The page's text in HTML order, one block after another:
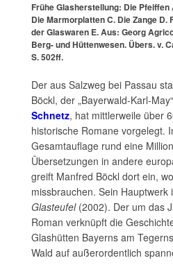
Frühe Glasherstellung: Die
Die Marmorplatten C. Die Zange
der Glaswaren E. Aus: Georg
Berg- und Hüttenwesen. Übers. v.
S. 502ff.
Der aus Salzweg bei Passau
Böckl, der „Bayerwald-Karl-
Schnetz, hat mittlerweile über
historische Romane vorgelegt.
Gesamtauflage rund eine
Übersetzungen in andere
greift Manfred Böckl dort ein,
missbrauchen. Sein Hauptwerk
Glasteufel(2002). Der um das
Roman verknüpft die
Glashütten Bayerns am
Wald auf außerordentlich